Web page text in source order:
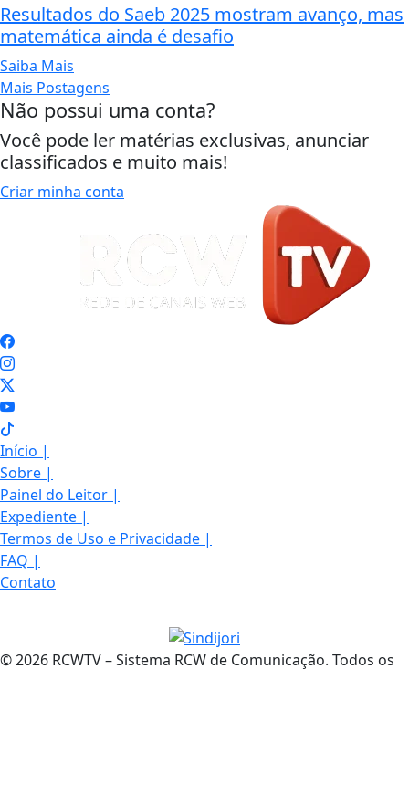
Resultados do Saeb 2025 mostram avanço, mas
matemática ainda é desafio
Saiba Mais
Mais Postagens
Não possui uma conta?
Você pode ler matérias exclusivas, anunciar
classificados e muito mais!
Criar minha conta
Início |
Sobre |
Painel do Leitor |
Expediente |
Termos de Uso e Privacidade |
FAQ |
Contato
© 2026 RCWTV – Sistema RCW de Comunicação. Todos os